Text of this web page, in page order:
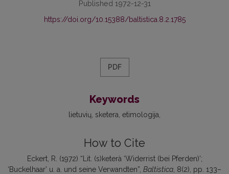
Published 1972-12-31
https://doi.org/10.15388/baltistica.8.2.1785
PDF
Keywords
lietuvių sketera etimologija
How to Cite
Eckert, R. (1972) “Lit. (s)keterà ‘Widerrist (bei Pferden)’;
‘Buckelhaar’ u. a. und seine Verwandten”, Baltistica , 8(2), pp. 133–